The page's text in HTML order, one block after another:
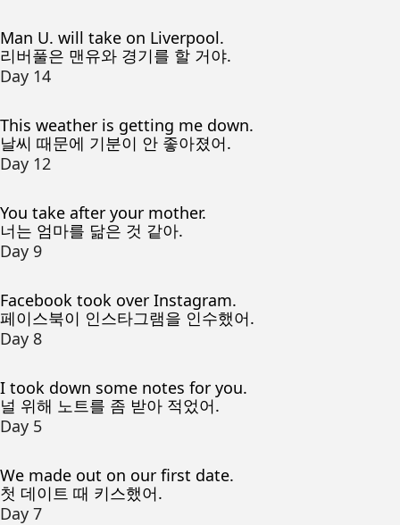
Man U. will take on Liverpool.
리버풀은 맨유와 경기를 할 거야.
Day 14
This weather is getting me down.
날씨 때문에 기분이 안 좋아졌어.
Day 12
You take after your mother.
너는 엄마를 닮은 것 같아.
Day 9
Facebook took over Instagram.
페이스북이 인스타그램을 인수했어.
Day 8
I took down some notes for you.
널 위해 노트를 좀 받아 적었어.
Day 5
We made out on our first date.
첫 데이트 때 키스했어.
Day 7